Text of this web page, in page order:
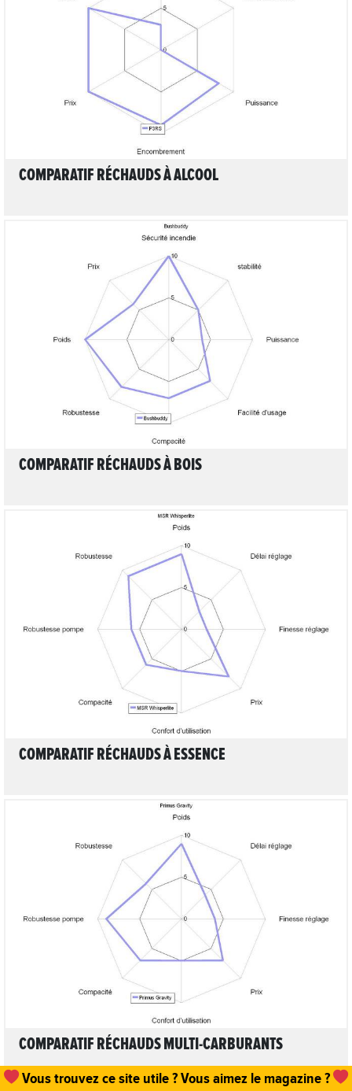
LIRE L'ARTICLE
COMPARATIF RÉCHAUDS À ALCOOL
LIRE L'ARTICLE
COMPARATIF RÉCHAUDS À BOIS
LIRE L'ARTICLE
COMPARATIF RÉCHAUDS À ESSENCE
LIRE L'ARTICLE
COMPARATIF RÉCHAUDS MULTI-CARBURANTS
Vous trouvez ce site utile ? Vous aimez le magazine ?